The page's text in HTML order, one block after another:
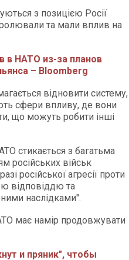
з позицією Росії
та мали вплив на
в НАТО из-за планов
– Bloomberg
відновити систему,
сфери впливу, де вони
що можуть робити інші
стикається з багатьма
російських військ
російської агресії проти
відповіддю та
наслідками".
має намір продовжувати
и пряник", чтобы